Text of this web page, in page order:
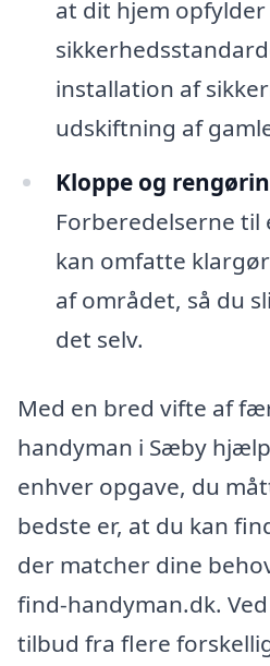
at dit hjem opfylder
installation af
udskiftning af
Kloppe og
Forberedelserne til
kan omfatte
af området, så du
det selv.
Med en bred vifte af
handyman i Sæby
enhver opgave, du
bedste er, at du kan
der matcher dine
find-handyman.dk.
tilbud fra flere